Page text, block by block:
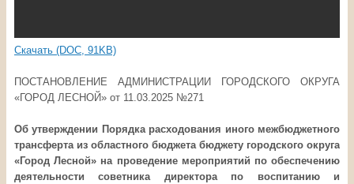
Скачать (DOC, 91KB)
ПОСТАНОВЛЕНИЕ АДМИНИСТРАЦИИ ГОРОДСКОГО ОКРУГА
«ГОРОД ЛЕСНОЙ» от 11.03.2025 №271
Об утверждении Порядка расходования иного межбюджетного
трансферта из областного бюджета бюджету городского округа
«Город Лесной» на проведение мероприятий по обеспечению
деятельности советника директора по воспитанию и